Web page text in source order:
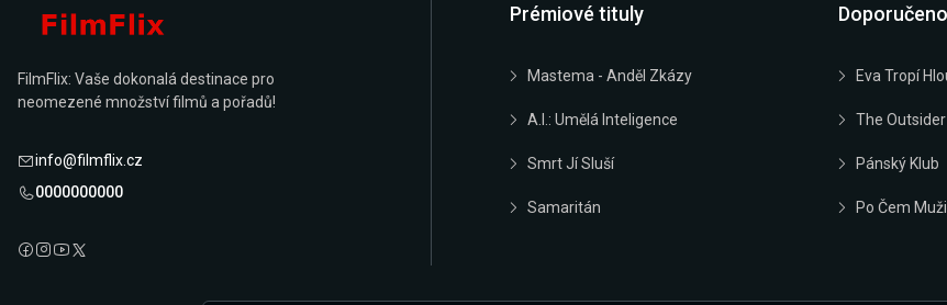
FilmFlix: Vaše dokonalá destinace pro
neomezené množství filmů a pořadů!
info@filmflix.cz
0000000000
Prémiové tituly
Mastema - Anděl Zkázy
A.I.: Umělá Inteligence
Smrt Jí Sluší
Samaritán
Eva Tropí
The Outsider
Pánský Klub
Po Čem